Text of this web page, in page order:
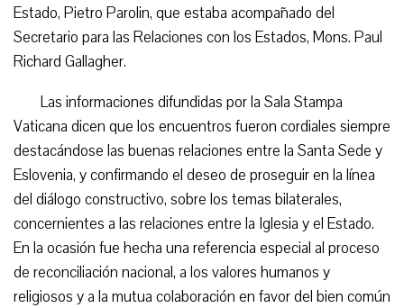
Estado, Pietro Parolin, que estaba acompañado del
Secretario para las Relaciones con los Estados, Mons. Paul
Richard Gallagher.
Las informaciones difundidas por la Sala Stampa
Vaticana dicen que los encuentros fueron cordiales siempre
destacándose las buenas relaciones entre la Santa Sede y
Eslovenia, y confirmando el deseo de proseguir en la línea
del diálogo constructivo, sobre los temas bilaterales,
concernientes a las relaciones entre la Iglesia y el Estado.
En la ocasión fue hecha una referencia especial al proceso
de reconciliación nacional, a los valores humanos y
religiosos y a la mutua colaboración en favor del bien común